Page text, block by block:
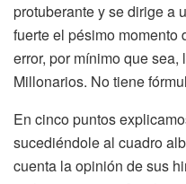
protuberante y se dirige a
fuerte el pésimo
error, por mínimo que
Millonarios. No tiene
En cinco puntos
sucediéndole al cuadro
cuenta la opinión de sus